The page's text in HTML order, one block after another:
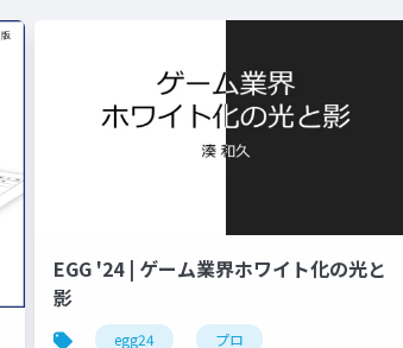
EGG '24 | ゲーム業界ホワイト化の光と
影
egg24 プロ